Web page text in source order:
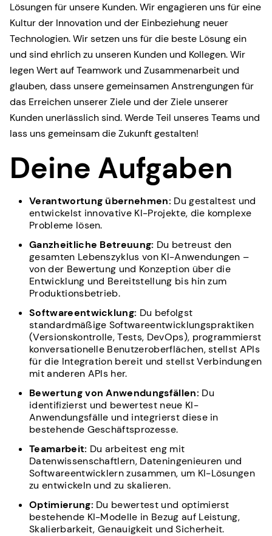
Lösungen für unsere Kunden. Wir engagieren uns für eine
Kultur der Innovation und der Einbeziehung neuer
Technologien. Wir setzen uns für die beste Lösung ein
und sind ehrlich zu unseren Kunden und Kollegen. Wir
legen Wert auf Teamwork und Zusammenarbeit und
glauben, dass unsere gemeinsamen Anstrengungen für
das Erreichen unserer Ziele und der Ziele unserer
Kunden unerlässlich sind. Werde Teil unseres Teams und
lass uns gemeinsam die Zukunft gestalten!
Deine Aufgaben
Verantwortung übernehmen: Du gestaltest und
entwickelst innovative KI-Projekte, die komplexe
Probleme lösen.
Ganzheitliche Betreuung: Du betreust den
gesamten Lebenszyklus von KI-Anwendungen –
von der Bewertung und Konzeption über die
Entwicklung und Bereitstellung bis hin zum
Produktionsbetrieb.
‍Softwareentwicklung: Du befolgst
standardmäßige Softwareentwicklungspraktiken
(Versionskontrolle, Tests, DevOps), programmierst
konversationelle Benutzeroberflächen, stellst APIs
für die Integration bereit und stellst Verbindungen
mit anderen APIs her.
Bewertung von Anwendungsfällen: Du
identifizierst und bewertest neue KI-
Anwendungsfälle und integrierst diese in
bestehende Geschäftsprozesse.
‍Teamarbeit: Du arbeitest eng mit
Datenwissenschaftlern, Dateningenieuren und
Softwareentwicklern zusammen, um KI-Lösungen
zu entwickeln und zu skalieren.
‍Optimierung: Du bewertest und optimierst
bestehende KI-Modelle in Bezug auf Leistung,
Skalierbarkeit, Genauigkeit und Sicherheit.